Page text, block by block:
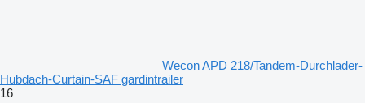
Wecon APD 218/Tandem-Durchlader-
Hubdach-Curtain-SAF gardintrailer
16